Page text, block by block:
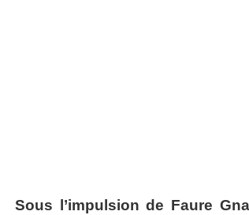
Sous l’impulsion de Faure